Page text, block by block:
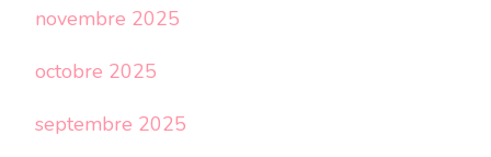
novembre 2025
octobre 2025
septembre 2025